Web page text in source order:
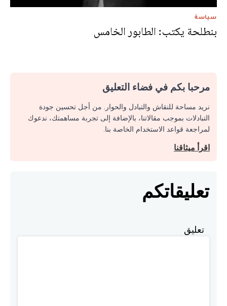
سياسة
بنطلحة يكتب: الطابور الخامس
مرحبا بكم في فضاء التعليق
نريد مساحة للنقاش والتبادل والحوار. من أجل تحسين جودة
التبادلات بموجب مقالاتنا، بالإضافة إلى تجربة مساهمتك، ندعوك
لمراجعة قواعد الاستخدام الخاصة بنا.
اقرأ ميثاقنا
تعليقاتكم
تعليق